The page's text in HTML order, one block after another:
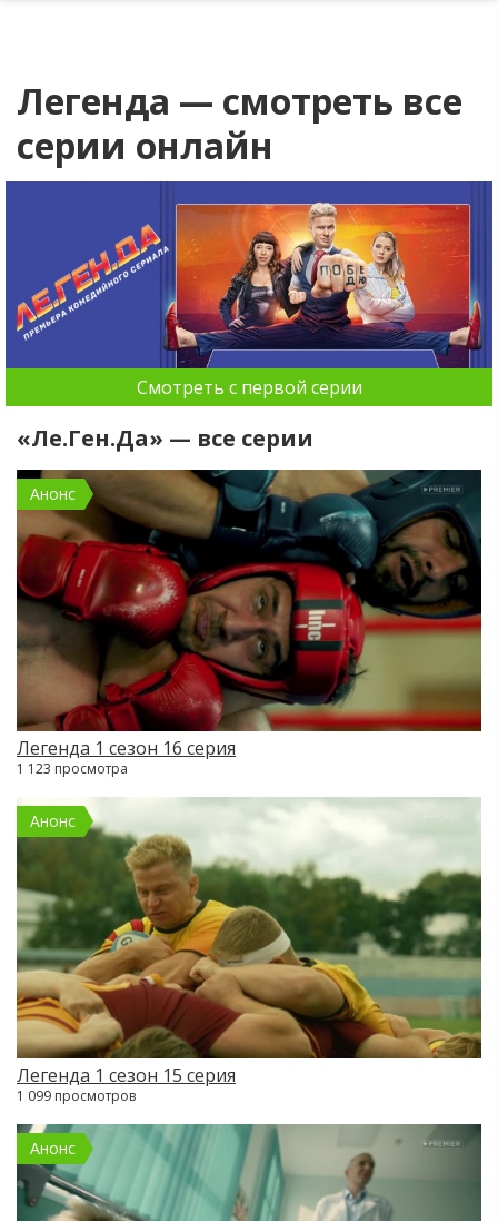
Легенда — смотреть все
серии онлайн
Смотреть с первой серии
«Ле.Ген.Да» — все серии
Анонс
Легенда 1 сезон 16 серия
1 123 просмотра
Анонс
Легенда 1 сезон 15 серия
1 099 просмотров
Анонс